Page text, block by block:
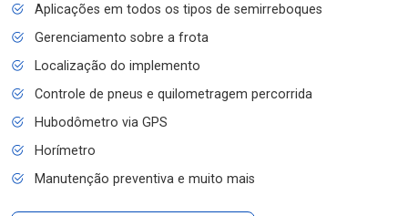
Aplicações em todos os tipos de semirreboques
Gerenciamento sobre a frota
Localização do implemento
Controle de pneus e quilometragem percorrida
Hubodômetro via GPS
Horímetro
Manutenção preventiva e muito mais